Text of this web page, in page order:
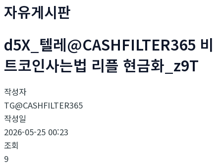
자유게시판
d5X_텔레@CASHFILTER365 비
트코인사는법 리플 현금화_z9T
작성자
TG@CASHFILTER365
작성일
2026-05-25 00:23
조회
9